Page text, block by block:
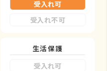
受入れ可
受入れ不可
生活保護
受入れ可